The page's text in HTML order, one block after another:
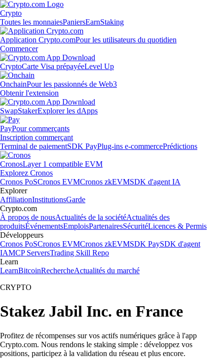
Crypto
Toutes les monnaiesPaniersEarnStaking
Application Crypto.comPour les utilisateurs du quotidien
Commencer
CryptoCarte Visa prépayéeLevel Up
OnchainPour les passionnés de Web3
Obtenir l'extension
SwapStakerExplorer les dApps
PayPour commerçants
Inscription commerçant
Terminal de paiementSDK PayPlug-ins e-commercePrédictions
CronosLayer 1 compatible EVM
Explorez Cronos
Cronos PoSCronos EVMCronos zkEVMSDK d'agent IA
Explorer
AffiliationInstitutionsGarde
Crypto.com
À propos de nousActualités de la sociétéActualités des
produitsÉvénementsEmploisPartenairesSécuritéLicences & Permis
Développeurs
Cronos PoSCronos EVMCronos zkEVMSDK PaySDK d'agent
IAMCP ServersTrading Skill Repo
Learn
LearnBitcoinRechercheActualités du marché
CRYPTO
Stakez Jabil Inc. en France
Profitez de récompenses sur vos actifs numériques grâce à l'app
Crypto.com. Nous rendons le staking simple : développez vos
positions, participez à la validation du réseau et plus encore.